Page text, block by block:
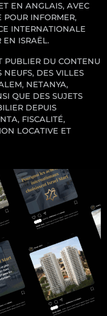
EN ANGLAIS, AVEC
POUR INFORMER,
INTERNATIONALE
EN ISRAËL.
PUBLIER DU CONTENU
NEUFS, DES VILLES
NETANYA,
QUE DES SUJETS
DEPUIS
FISCALITÉ,
LOCATIVE ET